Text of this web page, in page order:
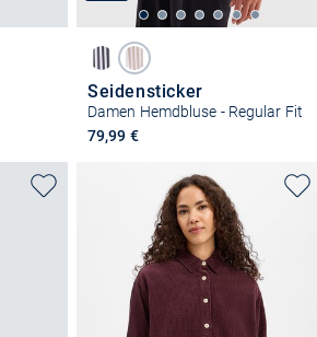
Seidensticker
Damen Hemdbluse - Regular Fit
79,99 €